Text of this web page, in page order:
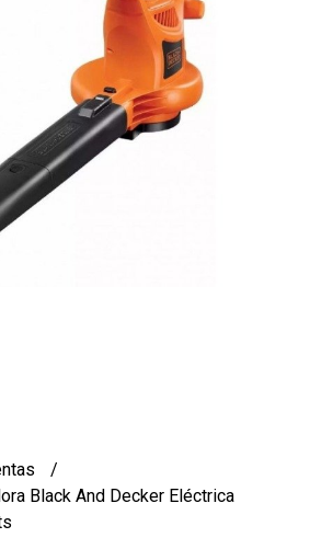
Black And Decker Eléctrica